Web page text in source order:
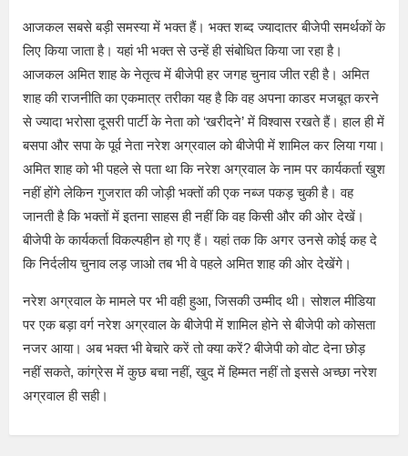
आजकल सबसे बड़ी समस्या में भक्त हैं। भक्त शब्द ज्यादातर बीजेपी समर्थकों के
लिए किया जाता है। यहां भी भक्त से उन्हें ही संबोधित किया जा रहा है।
आजकल अमित शाह के नेतृत्व में बीजेपी हर जगह चुनाव जीत रही है। अमित
शाह की राजनीति का एकमात्र तरीका यह है कि वह अपना काडर मजबूत करने
से ज्यादा भरोसा दूसरी पार्टी के नेता को ‘खरीदने’ में विश्वास रखते हैं। हाल ही में
बसपा और सपा के पूर्व नेता नरेश अग्रवाल को बीजेपी में शामिल कर लिया गया।
अमित शाह को भी पहले से पता था कि नरेश अग्रवाल के नाम पर कार्यकर्ता खुश
नहीं होंगे लेकिन गुजरात की जोड़ी भक्तों की एक नब्ज पकड़ चुकी है। वह
जानती है कि भक्तों में इतना साहस ही नहीं कि वह किसी और की ओर देखें।
बीजेपी के कार्यकर्ता विकल्पहीन हो गए हैं। यहां तक कि अगर उनसे कोई कह दे
कि निर्दलीय चुनाव लड़ जाओ तब भी वे पहले अमित शाह की ओर देखेंगे।
नरेश अग्रवाल के मामले पर भी वही हुआ, जिसकी उम्मीद थी। सोशल मीडिया
पर एक बड़ा वर्ग नरेश अग्रवाल के बीजेपी में शामिल होने से बीजेपी को कोसता
नजर आया। अब भक्त भी बेचारे करें तो क्या करें? बीजेपी को वोट देना छोड़
नहीं सकते, कांग्रेस में कुछ बचा नहीं, खुद में हिम्मत नहीं तो इससे अच्छा नरेश
अग्रवाल ही सही।